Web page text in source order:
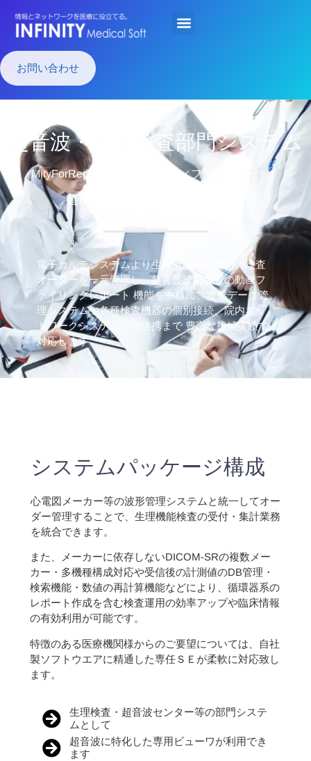
お問い合わせ
超音波・生理検査部門システム
MityForReport USPK（マイティフォーレポート）
超音波検査画像ファイリングシステム
電子カルテシステムより生理機能検査部門の検査
オーダーを一元管理し、超音波診断装置の動画フ
ァイリングレポート 機能を中核に、波形データ管
理システムや各種検査機器の個別接続、院内ネッ
トワークシステムとの連携まで 豊富な接続実績で
対応します。
システムパッケージ構成
心電図メーカー等の波形管理システムと統一してオー
ダー管理することで、生理機能検査の受付・集計業務
を統合できます。
また、メーカーに依存しないDICOM‐SRの複数メー
カー・多機種構成対応や受信後の計測値のDB管理・
検索機能・数値の再計算機能などにより、循環器系の
レポート作成を含む検査運用の効率アップや臨床情報
の有効利用が可能です。
特徴のある医療機関様からのご要望については、自社
製ソフトウエアに精通した専任ＳＥが柔軟に対応致し
ます。
生理検査・超音波センター等の部門システ
ムとして
超音波に特化した専用ビューワが利用でき
ます